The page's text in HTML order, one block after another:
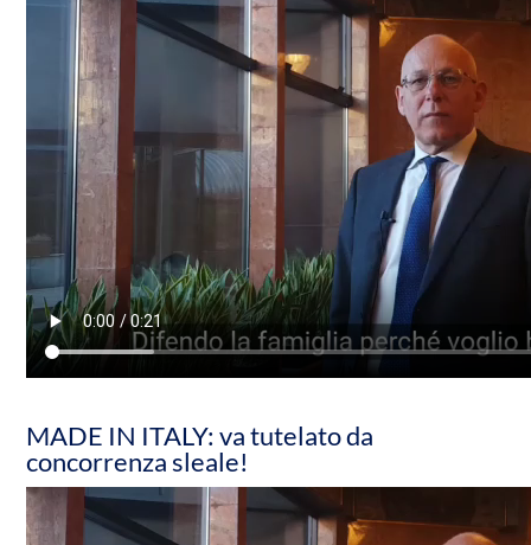
MADE IN ITALY: va tutelato da
concorrenza sleale!